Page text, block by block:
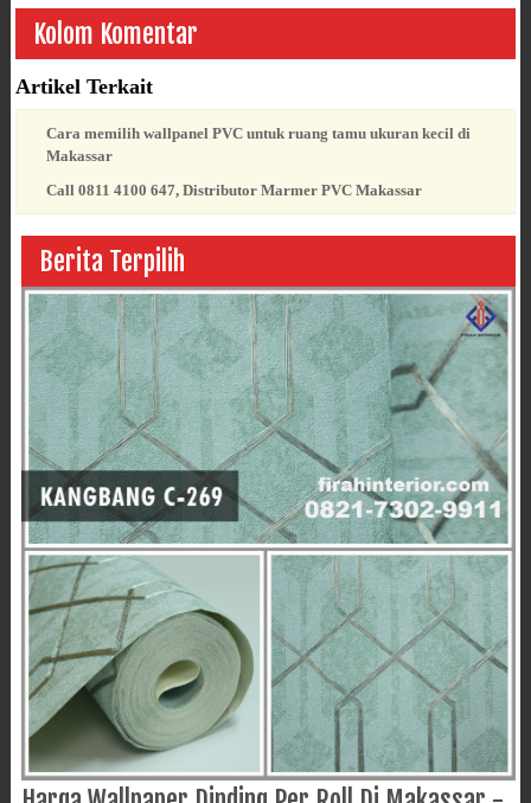
Kolom Komentar
Artikel Terkait
Cara memilih wallpanel PVC untuk ruang tamu ukuran kecil di
Makassar
Call 0811 4100 647, Distributor Marmer PVC Makassar
Berita Terpilih